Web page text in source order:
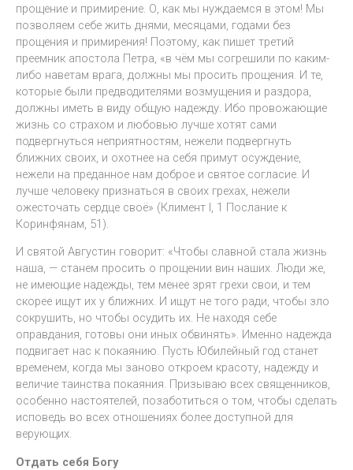
прощение и примирение. О, как мы нуждаемся в этом! Мы
позволяем себе жить днями, месяцами, годами без
прощения и примирения! Поэтому, как пишет третий
преемник апостола Петра, «в чём мы согрешили по каким-
либо наветам врага, должны мы просить прощения. И те,
которые были предводителями возмущения и раздора,
должны иметь в виду общую надежду. Ибо провожающие
жизнь со страхом и любовью лучше хотят сами
подвергнуться неприятностям, нежели подвергнуть
ближних своих, и охотнее на себя примут осуждение,
нежели на преданное нам доброе и святое согласие. И
лучше человеку признаться в своих грехах, нежели
ожесточать сердце своё» (Климент I, 1 Послание к
Коринфянам, 51).
И святой Августин говорит: «Чтобы славной стала жизнь
наша, — станем просить о прощении вин наших. Люди же,
не имеющие надежды, тем менее зрят грехи свои, и тем
скорее ищут их у ближних. И ищут не того ради, чтобы зло
сокрушить, но чтобы осудить их. Не находя себе
оправдания, готовы они иных обвинять». Именно надежда
подвигает нас к покаянию. Пусть Юбилейный год станет
временем, когда мы заново откроем красоту, надежду и
величие таинства покаяния. Призываю всех священников,
особенно настоятелей, позаботиться о том, чтобы сделать
исповедь во всех отношениях более доступной для
верующих.
Отдать себя Богу